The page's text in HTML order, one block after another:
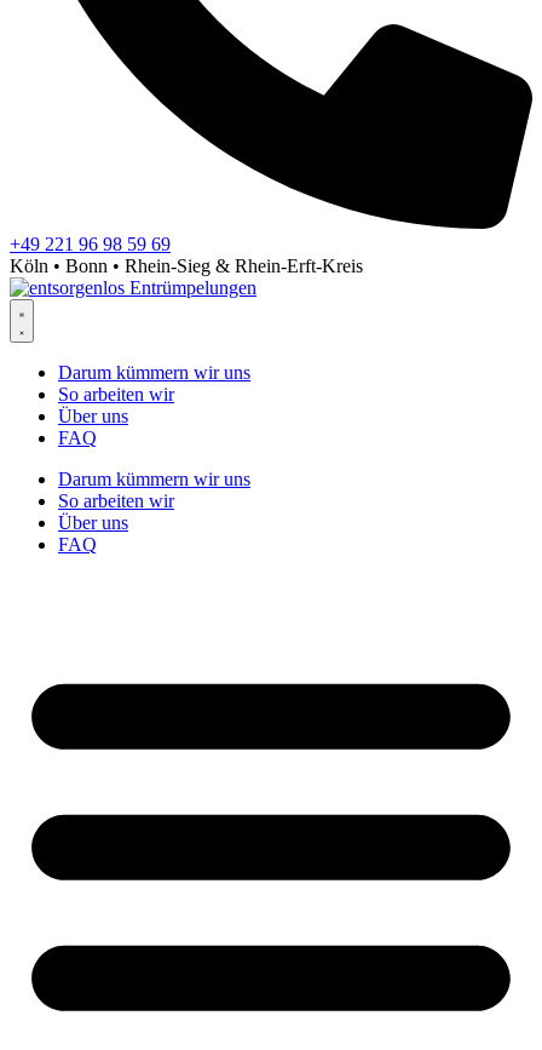
+49 221 96 98 59 69
Köln • Bonn • Rhein-Sieg & Rhein-Erft-Kreis
Darum kümmern wir uns
So arbeiten wir
Über uns
FAQ
Darum kümmern wir uns
So arbeiten wir
Über uns
FAQ